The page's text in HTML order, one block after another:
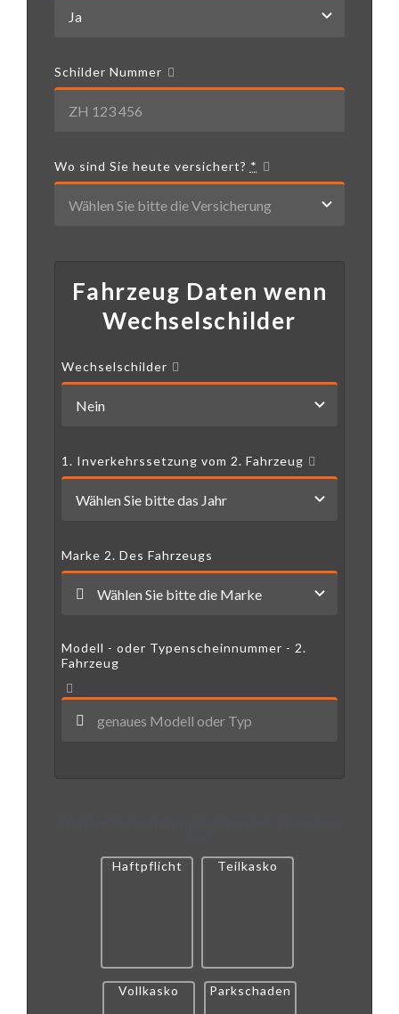
Schilder Nummer
Wo sind Sie heute versichert? *
Fahrzeug Daten wenn
Wechselschilder
Wechselschilder
1. Inverkehrssetzung vom 2. Fahrzeug
Marke 2. Des Fahrzeugs
Modell - oder Typenscheinnummer - 2.
Fahrzeug
Haftpflicht
Teilkasko
Vollkasko Parkschaden